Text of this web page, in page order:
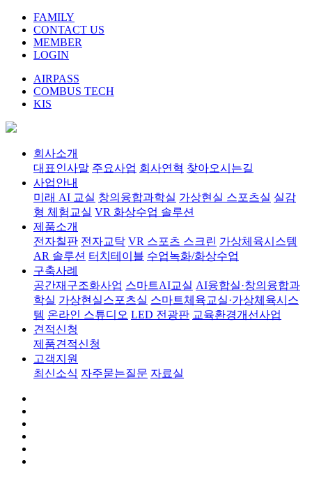
FAMILY
CONTACT US
MEMBER
LOGIN
AIRPASS
COMBUS TECH
KIS
회사소개
대표인사말 주요사업 회사연혁 찾아오시는길
사업안내
미래 AI 교실 창의융합과학실 가상현실 스포츠실 실감
형 체험교실 VR 화상수업 솔루션
제품소개
전자칠판 전자교탁 VR 스포츠 스크린 가상체육시스템
AR 솔루션 터치테이블 수업녹화/화상수업
구축사례
공간재구조화사업 스마트AI교실 AI융합실·창의융합과
학실 가상현실스포츠실 스마트체육교실·가상체육시스
템 온라인 스튜디오 LED 전광판 교육환경개선사업
견적신청
제품견적신청
고객지원
최신소식 자주묻는질문 자료실